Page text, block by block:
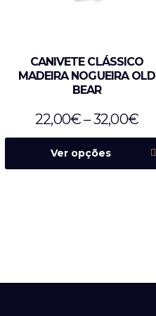
CANIVETE CLÁSSICO
MADEIRA NOGUEIRA OLD
BEAR
22,00€–32,00€
Ver opções